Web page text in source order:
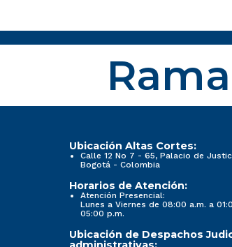
Ubicación Altas Cortes:
Calle 12 No 7 - 65, Palacio de
Bogotá - Colombia
Horarios de Atención:
Atención Presencial:
Lunes a Viernes de 08:00 a.m. a
05:00 p.m.
Ubicación de Despachos